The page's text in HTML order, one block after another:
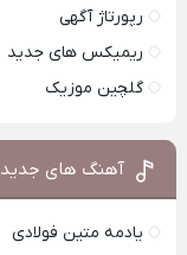
رپورتاژ آگهی
ریمیکس های جدید
گلچین موزیک
آهنگ های جدید
یادمه متین فولادی